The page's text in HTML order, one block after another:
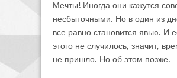
Мечты! Иногда они кажутся
несбыточными. Но в один из
все равно становится явью. И
этого не случилось, значит,
не пришло. Но об этом позже.